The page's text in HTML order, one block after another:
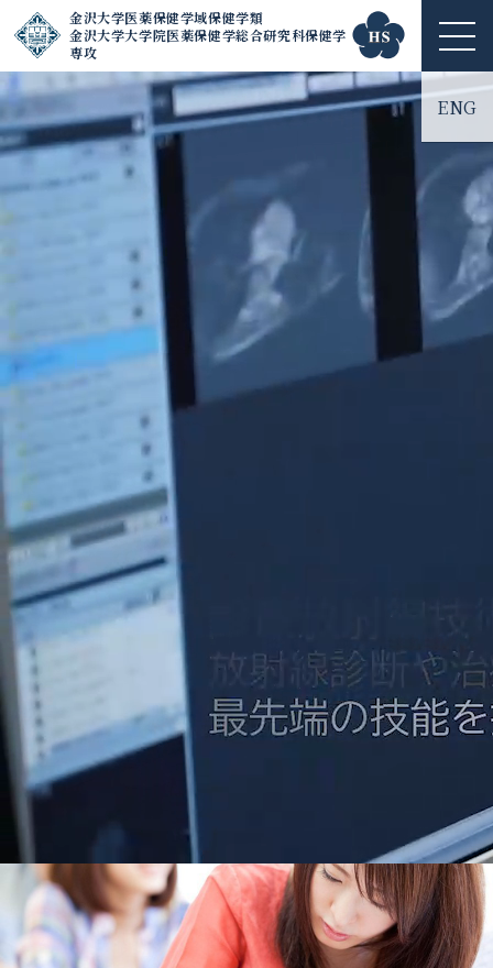
金沢大学医薬保健学域保健学類
金沢大学大学院医薬保健学総合研究科保健学
専攻
ME
NU
ENG